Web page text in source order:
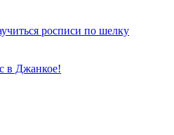
росписи по шелку
в Джанкое!